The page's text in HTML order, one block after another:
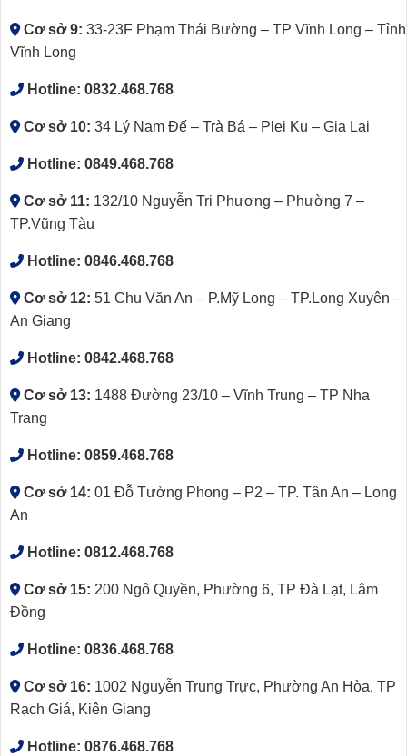
Cơ sở 9: 33-23F Phạm Thái Bường – TP Vĩnh Long – Tỉnh
Vĩnh Long
Hotline: 0832.468.768
Cơ sở 10: 34 Lý Nam Đế – Trà Bá – Plei Ku – Gia Lai
Hotline: 0849.468.768
Cơ sở 11: 132/10 Nguyễn Tri Phương – Phường 7 –
TP.Vũng Tàu
Hotline: 0846.468.768
Cơ sở 12: 51 Chu Văn An – P.Mỹ Long – TP.Long Xuyên –
An Giang
Hotline: 0842.468.768
Cơ sở 13: 1488 Đường 23/10 – Vĩnh Trung – TP Nha
Trang
Hotline: 0859.468.768
Cơ sở 14: 01 Đỗ Tường Phong – P2 – TP. Tân An – Long
An
Hotline: 0812.468.768
Cơ sở 15: 200 Ngô Quyền, Phường 6, TP Đà Lạt, Lâm
Đồng
Hotline: 0836.468.768
Cơ sở 16: 1002 Nguyễn Trung Trực, Phường An Hòa, TP
Rạch Giá, Kiên Giang
Hotline: 0876.468.768